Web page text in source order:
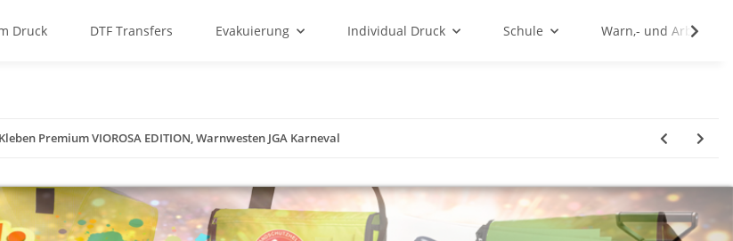
Druck DTF Transfers Evakuierung Individual Druck Schule Warn,- und
Premium VIOROSA EDITION, Warnwesten JGA Karneval